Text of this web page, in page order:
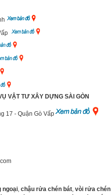
VẬT TƯ XÂY DỰNG SÀI GÒN
17 - Quận Gò Vấp
ngoại, chậu rửa chén bát, vòi rửa chén